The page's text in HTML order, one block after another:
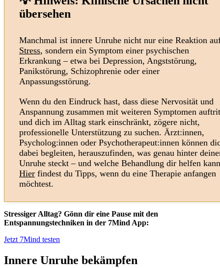
übersehen
Manchmal ist innere Unruhe nicht nur eine Reaktion
Stress, sondern ein Symptom einer psychischen
Erkrankung – etwa bei Depression, Angststörung,
Panikstörung, Schizophrenie oder einer
Anpassungsstörung.
Wenn du den Eindruck hast, dass diese Nervosität und
Anspannung zusammen mit weiteren Symptomen
und dich im Alltag stark einschränkt, zögere nicht,
professionelle Unterstützung zu suchen. Ärzt:innen,
Psycholog:innen oder Psychotherapeut:innen können
dabei begleiten, herauszufinden, was genau hinter
Unruhe steckt – und welche Behandlung dir helfen
Hier findest du Tipps, wenn du eine Therapie anfangen
möchtest.
Stressiger Alltag? Gönn dir eine Pause mit den
Entspannungstechniken in der 7Mind App:
Jetzt 7Mind testen
Innere Unruhe bekämpfen